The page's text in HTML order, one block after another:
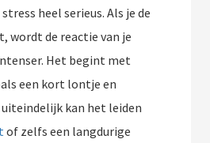
heel serieus. Als je de
wordt de reactie van je
Het begint met
een kort lontje en
kan het leiden
of zelfs een langdurige